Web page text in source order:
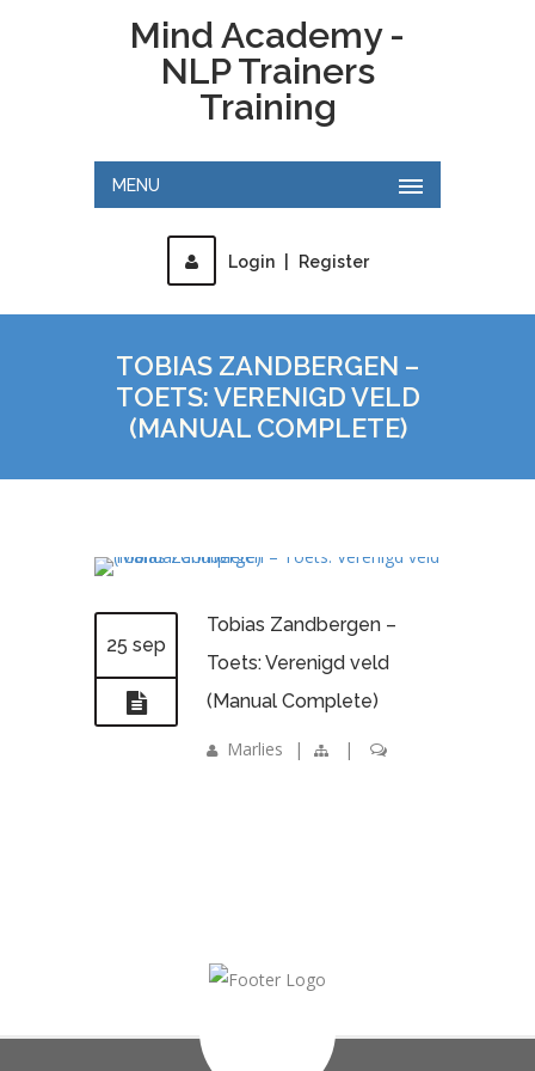
Mind Academy -
NLP Trainers
Training
MENU
Login Register
TOBIAS ZANDBERGEN –
TOETS: VERENIGD VELD
(MANUAL COMPLETE)
25 sep
Tobias Zandbergen –
Toets: Verenigd veld
(Manual Complete)
Marlies | |